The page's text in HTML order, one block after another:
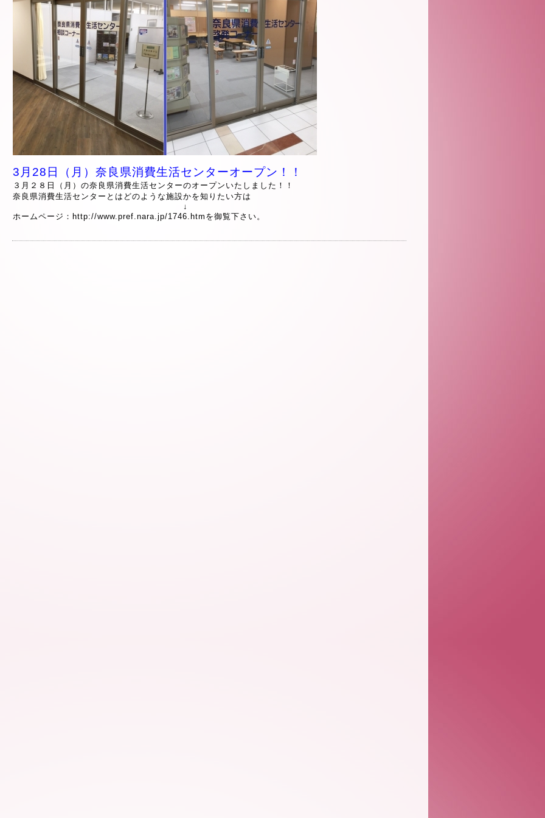
3月28日（月）奈良県消費生活センターオープン！！
３月２８日（月）の奈良県消費生活センターのオープンいたしました！！
奈良県消費生活センターとはどのような施設かを知りたい方は
↓
ホームページ： http://www.pref.nara.jp/1746.htm を御覧下さい。